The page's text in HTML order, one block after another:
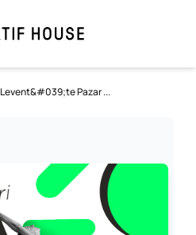
Levent&#039;te Pazar ...